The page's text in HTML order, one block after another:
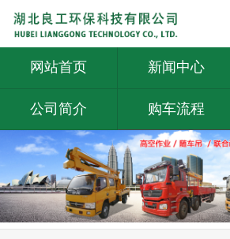
网站首页 新闻中心
公司简介 购车流程